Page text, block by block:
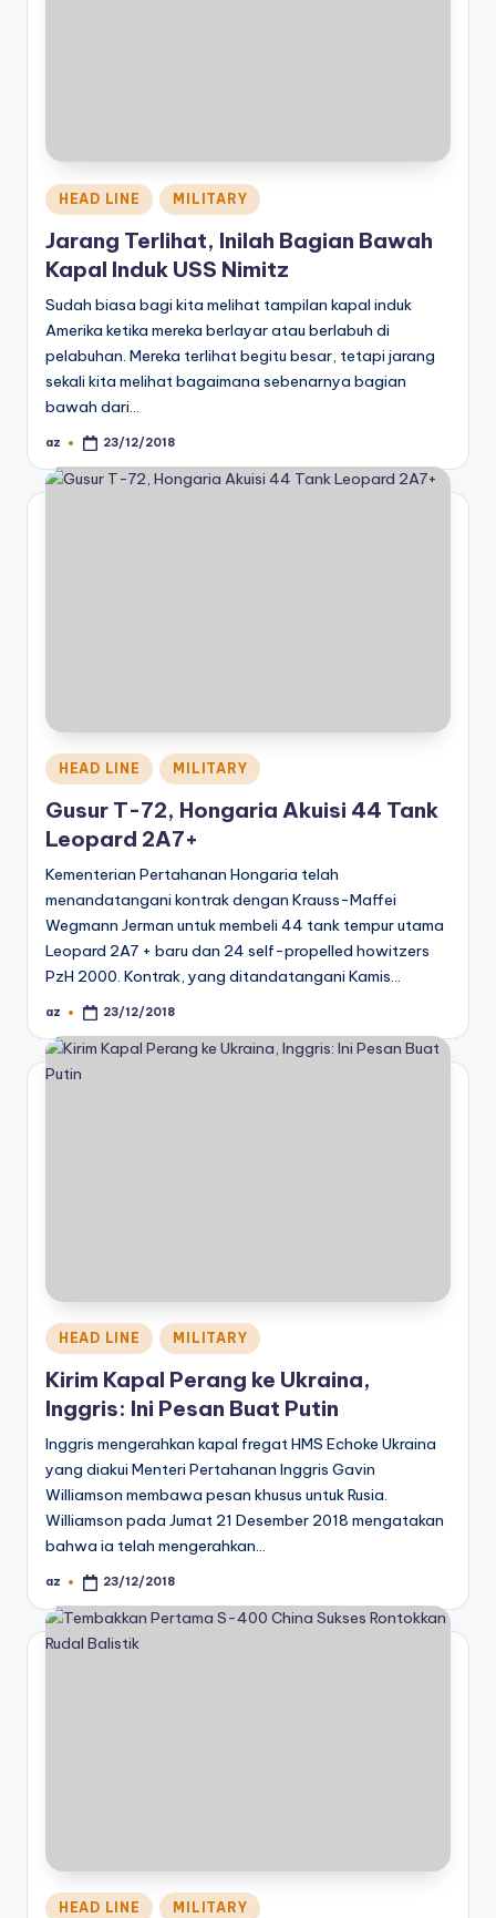
Posted
in
HEAD LINE MILITARY
Jarang Terlihat, Inilah Bagian Bawah
Kapal Induk USS Nimitz
Sudah biasa bagi kita melihat tampilan kapal induk
Amerika ketika mereka berlayar atau berlabuh di
pelabuhan. Mereka terlihat begitu besar, tetapi jarang
sekali kita melihat bagaimana sebenarnya bagian
bawah dari…
Posted
az 23/12/2018
Posted
in
HEAD LINE MILITARY
Gusur T-72, Hongaria Akuisi 44 Tank
Leopard 2A7+
Kementerian Pertahanan Hongaria telah
menandatangani kontrak dengan Krauss-Maffei
Wegmann Jerman untuk membeli 44 tank tempur utama
Leopard 2A7 + baru dan 24 self-propelled howitzers
PzH 2000. Kontrak, yang ditandatangani Kamis…
Posted
az 23/12/2018
Posted
in
HEAD LINE MILITARY
Kirim Kapal Perang ke Ukraina,
Inggris: Ini Pesan Buat Putin
Inggris mengerahkan kapal fregat HMS Echoke Ukraina
yang diakui Menteri Pertahanan Inggris Gavin
Williamson membawa pesan khusus untuk Rusia.
Williamson pada Jumat 21 Desember 2018 mengatakan
bahwa ia telah mengerahkan…
Posted
az 23/12/2018
Posted
HEAD LINE MILITARY